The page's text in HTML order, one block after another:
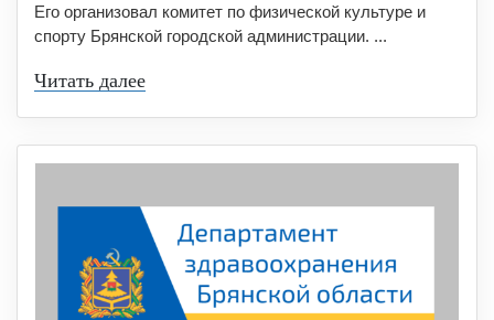
Его организовал комитет по физической культуре и
спорту Брянской городской администрации. ...
Читать далее